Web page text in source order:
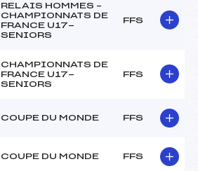
RELAIS HOMMES –
CHAMPIONNATS DE
FRANCE U17-
SENIORS
FFS
CHAMPIONNATS DE
FRANCE U17-
SENIORS
FFS
COUPE DU MONDE FFS
COUPE DU MONDE FFS